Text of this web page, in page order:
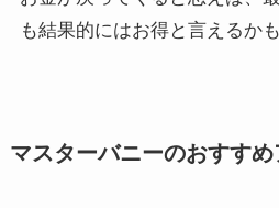
も結果的にはお得と言えるか
マスターバニーのおすすめ